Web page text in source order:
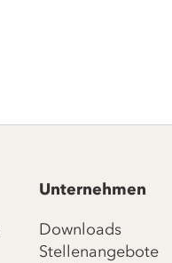
Unternehmen
Downloads
Stellenangebote